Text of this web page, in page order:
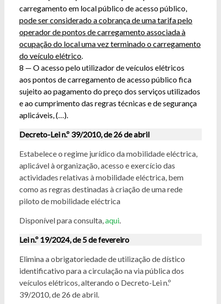
carregamento em local público de acesso público,
pode ser considerado a cobrança de uma tarifa pelo
operador de pontos de carregamento associada à
ocupação do local uma vez terminado o carregamento
do veículo elétrico.
8 — O acesso pelo utilizador de veículos elétricos
aos pontos de carregamento de acesso público fica
sujeito ao pagamento do preço dos serviços utilizados
e ao cumprimento das regras técnicas e de segurança
aplicáveis, (…).
Decreto-Lei n.º 39/2010, de 26 de abril
Estabelece o regime jurídico da mobilidade eléctrica,
aplicável à organização, acesso e exercício das
actividades relativas à mobilidade eléctrica, bem
como as regras destinadas à criação de uma rede
piloto de mobilidade eléctrica
Disponível para consulta,aqui.
Lei n.º 19/2024, de 5 de fevereiro
Elimina a obrigatoriedade de utilização de dístico
identificativo para a circulação na via pública dos
veículos elétricos, alterando o Decreto-Lei n.º
39/2010, de 26 de abril.